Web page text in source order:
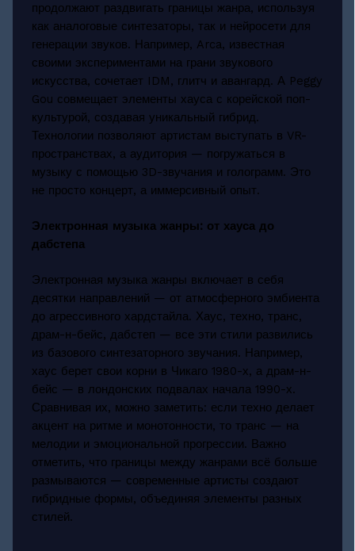
продолжают раздвигать границы жанра, используя
как аналоговые синтезаторы, так и нейросети для
генерации звуков. Например, Arca, известная
своими экспериментами на грани звукового
искусства, сочетает IDM, глитч и авангард. А Peggy
Gou совмещает элементы хауса с корейской поп-
культурой, создавая уникальный гибрид.
Технологии позволяют артистам выступать в VR-
пространствах, а аудитория — погружаться в
музыку с помощью 3D-звучания и голограмм. Это
не просто концерт, а иммерсивный опыт.
Электронная музыка жанры: от хауса до
дабстепа
Электронная музыка жанры включает в себя
десятки направлений — от атмосферного эмбиента
до агрессивного хардстайла. Хаус, техно, транс,
драм-н-бейс, дабстеп — все эти стили развились
из базового синтезаторного звучания. Например,
хаус берет свои корни в Чикаго 1980-х, а драм-н-
бейс — в лондонских подвалах начала 1990-х.
Сравнивая их, можно заметить: если техно делает
акцент на ритме и монотонности, то транс — на
мелодии и эмоциональной прогрессии. Важно
отметить, что границы между жанрами всё больше
размываются — современные артисты создают
гибридные формы, объединяя элементы разных
стилей.